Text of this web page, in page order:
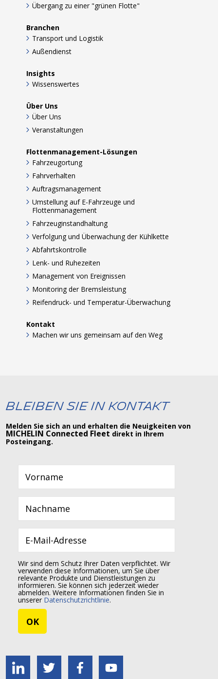
Übergang zu einer "grünen Flotte"
Branchen
Transport und Logistik
Außendienst
Insights
Wissenswertes
Über Uns
Über Uns
Veranstaltungen
Flottenmanagement-Lösungen
Fahrzeugortung
Fahrverhalten
Auftragsmanagement
Umstellung auf E-Fahrzeuge und
Flottenmanagement
Fahrzeuginstandhaltung
Verfolgung und Überwachung der Kühlkette
Abfahrtskontrolle
Lenk- und Ruhezeiten
Management von Ereignissen
Monitoring der Bremsleistung
Reifendruck- und Temperatur-Überwachung
Kontakt
Machen wir uns gemeinsam auf den Weg
Bleiben Sie in Kontakt
Melden Sie sich an und erhalten die Neuigkeiten von
MICHELIN Connected Fleet direkt in Ihrem
Posteingang.
Wir sind dem Schutz Ihrer Daten verpflichtet. Wir
verwenden diese Informationen, um Sie über
relevante Produkte und Dienstleistungen zu
informieren. Sie können sich jederzeit wieder
abmelden. Weitere Informationen finden Sie in
unserer Datenschutzrichtlinie.